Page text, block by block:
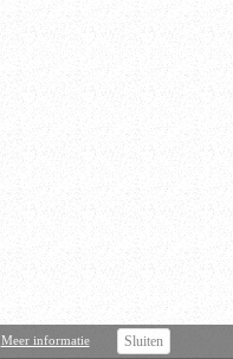
Meer informatie Sluiten